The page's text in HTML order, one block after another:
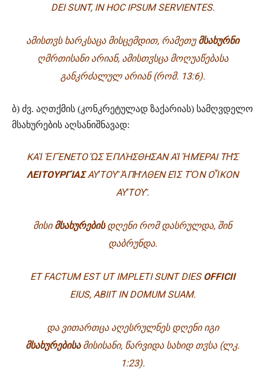
DEI SUNT, IN HOC IPSUM SERVIENTES.
ᲐᲛᲘᲡᲗᲳᲡ ᲮᲐᲠᲙᲡᲐᲪᲐ ᲛᲘᲡᲪᲔᲛᲓᲘᲗ, ᲠᲐᲛᲔᲗᲣ ᲛᲡᲐᲮᲣᲠᲜᲘ
ᲦᲛᲠᲗᲘᲡᲐᲜᲘ ᲐᲠᲘᲐᲜ, ᲐᲛᲘᲡᲗᲳᲡᲪᲐ ᲛᲝᲦᲣᲐᲬᲔᲑᲐᲡᲐ
ᲒᲐᲜᲙᲠᲫᲐᲚᲣᲚ ᲐᲠᲘᲐᲜ (ᲠᲝᲛ. 13:6).
ბ) ძვ. აღთქმის (კონკრეტულად ზაქარიას) სამღვდელო
მსახურების აღსანიშნავად:
ΚΑῚ ἘΓΈΝΕΤΟ ὩΣἘΠΛΉΣΘΗΣΑΝ ΑἹ ἩΜΈΡΑΙ ΤΗ͂Σ
ΛΕΙΤΟΥΡΓΊΑΣΑΥ̓ΤΟΥ͂ ἈΠΗ͂ΛΘΕΝ ΕἸΣ ΤῸΝ ΟἾΚΟΝ
ΑΥ̓ΤΟΥ͂.
ᲛᲘᲡᲘ ᲛᲡᲐᲮᲣᲠᲔᲑᲘᲡᲓᲦᲔᲜᲘ ᲠᲝᲛ ᲓᲐᲡᲠᲣᲚᲓᲐ, ᲨᲘᲜ
ᲓᲐᲑᲠᲣᲜᲓᲐ.
ET FACTUM EST UT IMPLETI SUNT DIES OFFICII
EIUS, ABIIT IN DOMUM SUAM.
ᲓᲐ ᲕᲘᲗᲐᲠᲗᲪᲐ ᲐᲦᲔᲡᲠᲣᲚᲜᲔᲡ ᲓᲦᲔᲜᲘ ᲘᲒᲘ
ᲛᲡᲐᲮᲣᲠᲔᲑᲘᲡᲐᲛᲘᲡᲘᲡᲐᲜᲘ, ᲬᲐᲠᲕᲘᲓᲐ ᲡᲐᲮᲘᲓ ᲗᲳᲡᲐ (ᲚᲙ.
1:23).